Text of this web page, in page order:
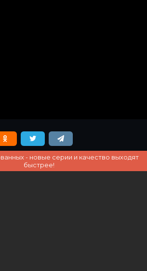
- новые серии и качество выходят
быстрее!